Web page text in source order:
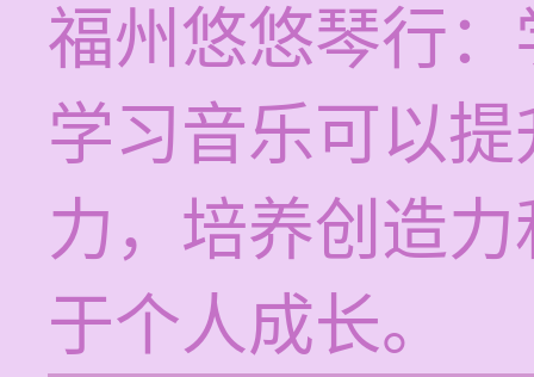
福州悠悠琴行
学习音乐可以
力，培养创造
于个人成长。